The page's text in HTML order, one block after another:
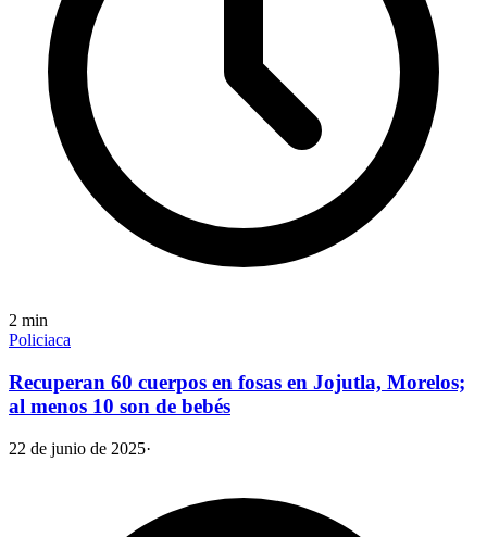
2 min
Policiaca
Recuperan 60 cuerpos en fosas en Jojutla, Morelos;
al menos 10 son de bebés
22 de junio de 2025·